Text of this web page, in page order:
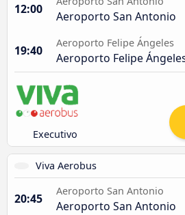
12:00 Aeroporto San Antonio
19:40
Aeroporto Felipe Ángeles
Aeroporto Felipe
Executivo
Viva Aerobus
20:45
Aeroporto San Antonio
Aeroporto San Antonio